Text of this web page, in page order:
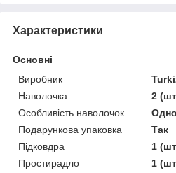
Характеристики
Основні
Виробник
Наволочка
2
Особливість наволочок
Подарункова упаковка
Так
Підковдра
1
Простирадло
1